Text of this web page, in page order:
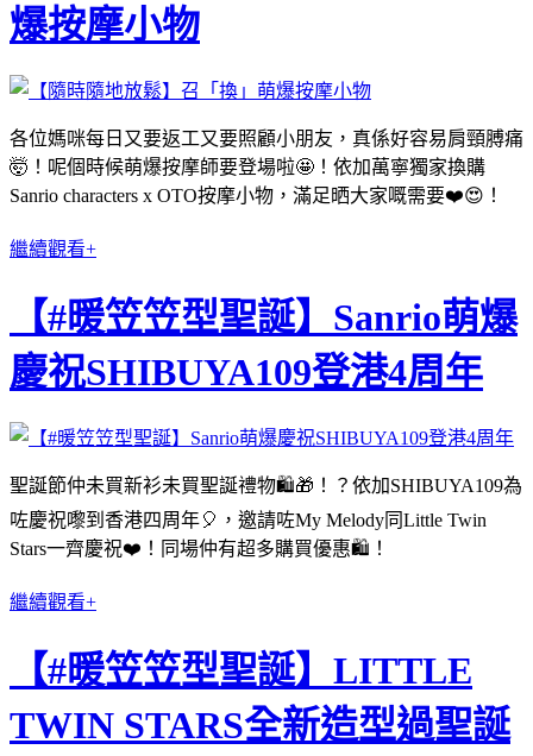
爆按摩小物
各位媽咪每日又要返工又要照顧小朋友，真係好容易肩頸膊痛
🤯！呢個時候萌爆按摩師要登場啦🤩！依加萬寧獨家換購
Sanrio characters x OTO按摩小物，滿足晒大家嘅需要❤️😍！
繼續觀看+
【#暖笠笠型聖誕】Sanrio萌爆
慶祝SHIBUYA109登港4周年
聖誕節仲未買新衫未買聖誕禮物🛍🎁！？依加SHIBUYA109為
咗慶祝嚟到香港四周年🎈，邀請咗My Melody同Little Twin
Stars一齊慶祝❤️！同場仲有超多購買優惠🛍！
繼續觀看+
【#暖笠笠型聖誕】LITTLE
TWIN STARS全新造型過聖誕